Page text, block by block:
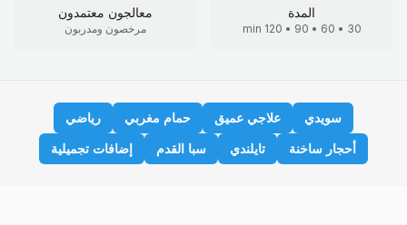
المدة
30 • 60 • 90 • 120 min
معالجون معتمدون
مرخصون ومدربون
سويدي علاجي عميق حمام مغربي
رياضي
أحجار ساخنة
تايلندي سبا القدم إضافات تجميلية